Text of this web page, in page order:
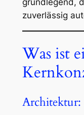
zuverlässig
Was ist
Architektur: